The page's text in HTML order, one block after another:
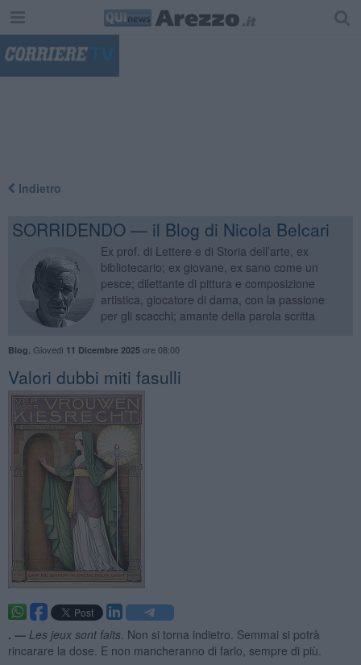
Indietro
SORRIDENDO — il Blog di Nicola Belcari
Ex prof. di Lettere e di Storia dell’arte, ex
bibliotecario; ex giovane, ex sano come un
pesce; dilettante di pittura e composizione
artistica, giocatore di dama, con la passione
per gli scacchi; amante della parola scritta
Blog Giovedì 11 Dicembre 2025ore 08:00
Valori dubbi miti fasulli
. — Les jeux sont faits. Non si torna indietro. Semmai si potrà
rincarare la dose. E non mancheranno di farlo, sempre di più.